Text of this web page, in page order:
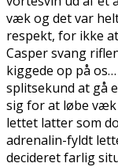
væk og det var
respekt, for ikke
Casper svang
kiggede op på
splitsekund at gå
sig for at løbe
lettet latter som
adrenalin-fyldt
decideret farlig